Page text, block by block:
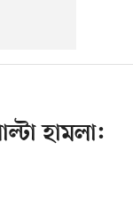
হামলা: